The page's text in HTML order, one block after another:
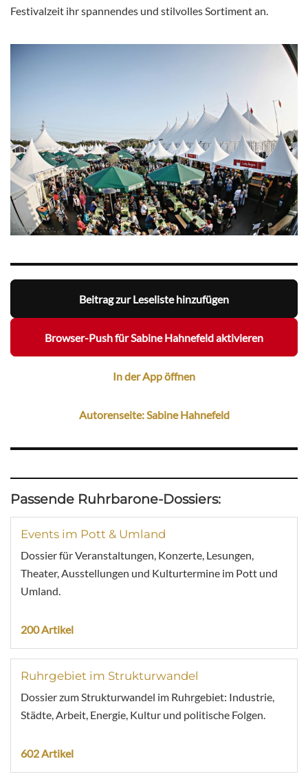
Festivalzeit ihr spannendes und stilvolles Sortiment an.
Beitrag zur Leseliste hinzufügen
Browser-Push für Sabine Hahnefeld aktivieren
In der App öffnen
Autorenseite: Sabine Hahnefeld
Passende Ruhrbarone-Dossiers:
Events im Pott & Umland
Dossier für Veranstaltungen, Konzerte, Lesungen,
Theater, Ausstellungen und Kulturtermine im Pott und
Umland.
200 Artikel
Ruhrgebiet im Strukturwandel
Dossier zum Strukturwandel im Ruhrgebiet: Industrie,
Städte, Arbeit, Energie, Kultur und politische Folgen.
602 Artikel